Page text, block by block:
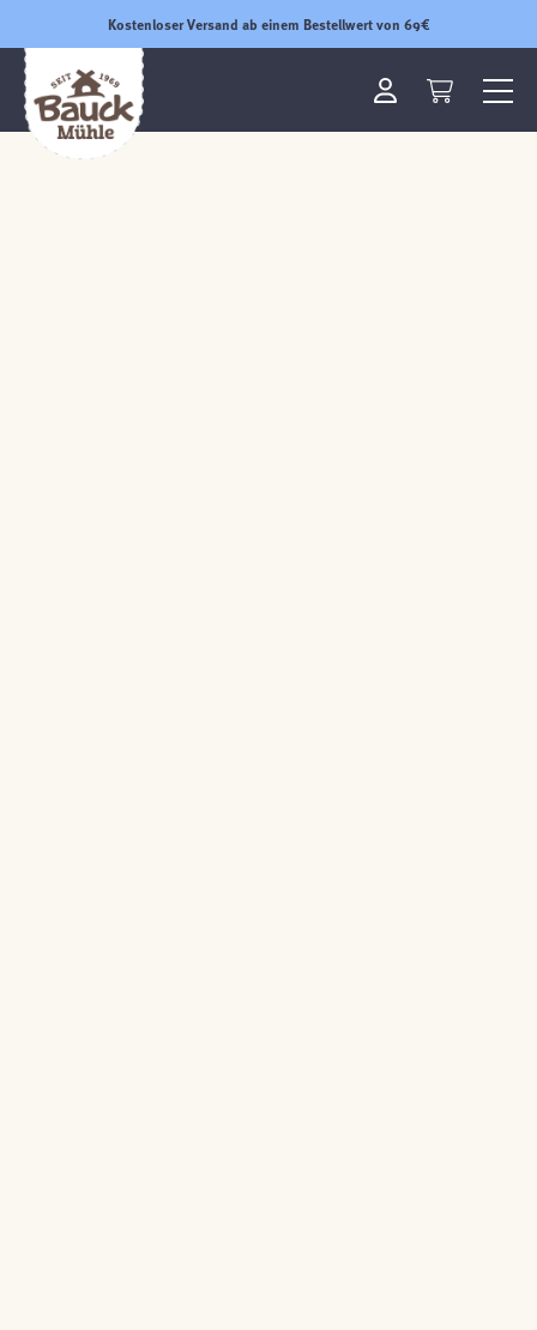
Kostenloser Versand ab einem Bestellwert von 69€